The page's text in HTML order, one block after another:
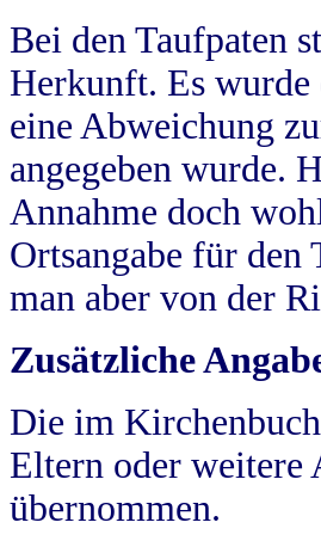
Bei den Taufpaten
Herkunft. Es wurde
eine Abweichung
angegeben wurde.
Annahme doch
Ortsangabe für den
man aber von der
Zusätzliche
Die im
Eltern oder weitere
übernommen.